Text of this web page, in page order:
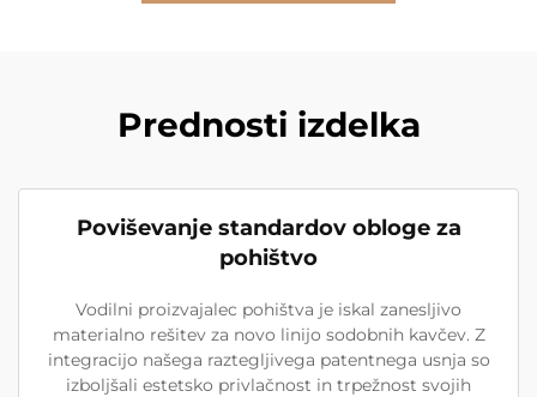
Prednosti izdelka
Poviševanje standardov obloge za
pohištvo
Vodilni proizvajalec pohištva je iskal zanesljivo
materialno rešitev za novo linijo sodobnih kavčev. Z
integracijo našega raztegljivega patentnega usnja so
izboljšali estetsko privlačnost in trpežnost svojih